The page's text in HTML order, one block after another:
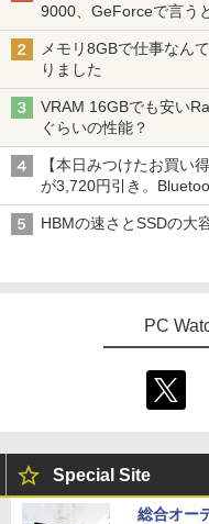
9000、GeForceで言う
メモリ8GBで仕事なん
りました
VRAM 16GBでも安い
ぐらいの性能？
【本日みつけたお買い
が3,720円引き。
HBMの速さとSSDの大
PC
Special Site
総合オー